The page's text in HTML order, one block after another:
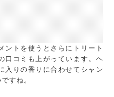
ントを使うとさらにトリート
口コミも上がっています。ヘ
入りの香りに合わせてシャン
すね。